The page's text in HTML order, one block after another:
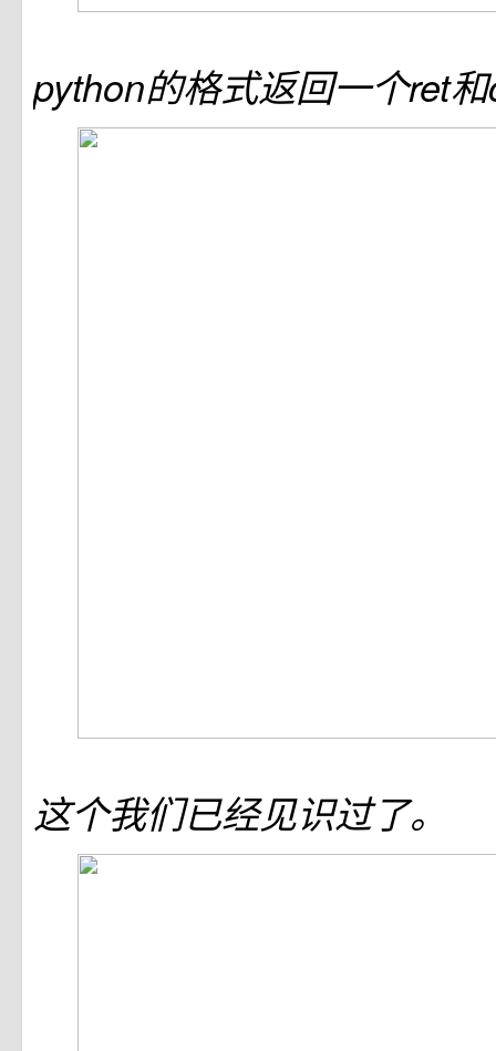
python的格式返回一个ret
这个我们已经见识过了。